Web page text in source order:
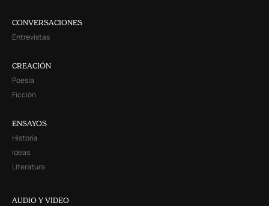
CONVERSACIONES
Entrevistas
CREACIÓN
Poesía
Ficción
ENSAYOS
Historia
Ideas
Literatura
AUDIO Y VIDEO